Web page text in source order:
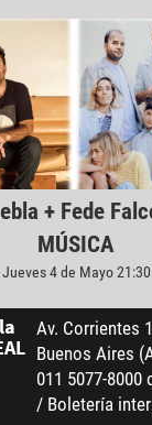
+ Fede
MÚSICA
Jueves 4 de Mayo 21:30
Av. Corrientes
Buenos Aires
011 5077-8000
/ Boletería